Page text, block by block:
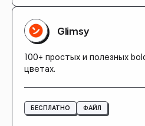
Glimsy
100+ простых и полезных
цветах.
БЕСПЛАТНО ФАЙЛ